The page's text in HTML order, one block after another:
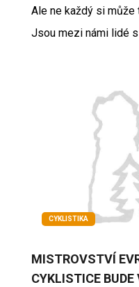
Ale ne každý si může
Jsou mezi námi lidé
CYKLISTIKA
MISTROVSTVÍ
CYKLISTICE BUDE